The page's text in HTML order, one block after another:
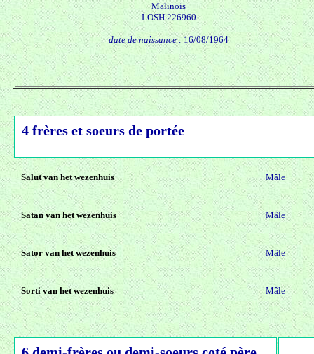
Malinois
LOSH 226960
date de naissance :16/08/1964
4 frères et soeurs de portée
Salut van het wezenhuis Mâle
Satan van het wezenhuis Mâle
Sator van het wezenhuis Mâle
Sorti van het wezenhuis Mâle